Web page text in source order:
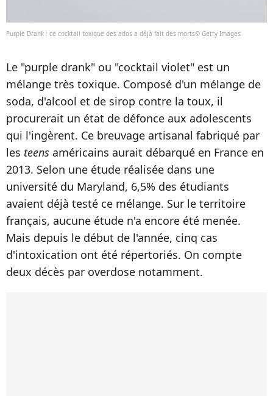
Purple Drank : ce cocktail toxique des ados a déjà fait des morts© Getty Images
Le "purple drank" ou "cocktail violet" est un
mélange très toxique. Composé d'un mélange de
soda, d'alcool et de sirop contre la toux, il
procurerait un état de défonce aux adolescents
qui l'ingèrent. Ce breuvage artisanal fabriqué par
les teens américains aurait débarqué en France en
2013. Selon une étude réalisée dans une
université du Maryland, 6,5% des étudiants
avaient déjà testé ce mélange. Sur le territoire
français, aucune étude n'a encore été menée.
Mais depuis le début de l'année, cinq cas
d'intoxication ont été répertoriés. On compte
deux décès par overdose notamment.